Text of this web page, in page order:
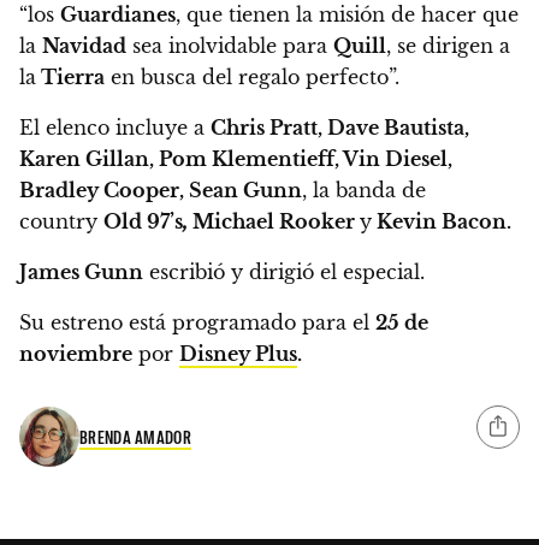
“los Guardianes, que tienen la misión de hacer que
la Navidad sea inolvidable para Quill, se dirigen a
la Tierra en busca del regalo perfecto”.
El elenco incluye a Chris Pratt, Dave Bautista,
Karen Gillan, Pom Klementieff, Vin Diesel,
Bradley Cooper, Sean Gunn, la banda de
country Old 97’s, Michael Rooker y Kevin Bacon.
James Gunn escribió y dirigió el especial.
Su estreno está programado para el 25 de
noviembre por Disney Plus.
BRENDA AMADOR